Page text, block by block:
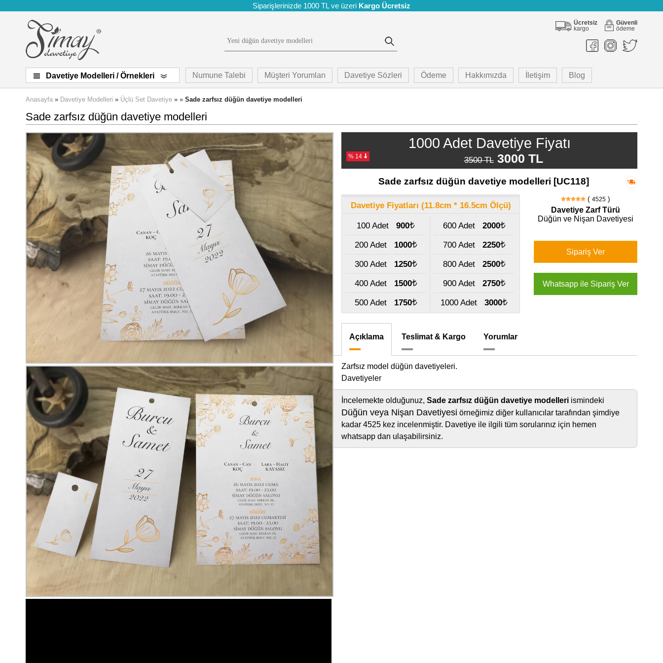
Siparişlerinizde 1000 TL ve üzeri Kargo Ücretsiz
Güvenli
ödeme
Ücretsiz
kargo
Davetiye Modelleri / Örnekleri Numune Talebi Müşteri Yorumları Davetiye Sözleri Ödeme Hakkımızda İletişim Blog
Anasayfa » Davetiye Modelleri » Üçlü Set Davetiye » » Sade zarfsız düğün davetiye modelleri
Sade zarfsız düğün davetiye modelleri
1000 Adet Davetiye Fiyatı
% 14 3500 TL3000 TL
Sade zarfsız düğün davetiye modelleri [UC118]
Davetiye Fiyatları (11.8cm * 16.5cm Ölçü)
100 Adet 900
200 Adet 1000
300 Adet 1250
400 Adet 1500
500 Adet 1750
600 Adet 2000
700 Adet 2250
800 Adet 2500
900 Adet 2750
1000 Adet 3000
( 4525 )
Davetiye Zarf Türü
Düğün ve Nişan Davetiyesi
Açıklama Teslimat & Kargo Yorumlar
Zarfsız model düğün davetiyeleri.
Davetiyeler
İncelemekte olduğunuz, Sade zarfsız düğün davetiye modelleri ismindeki
Düğün veya Nişan Davetiyesi örneğimiz diğer kullanıcılar tarafından şimdiye
kadar 4525 kez incelenmiştir. Davetiye ile ilgili tüm sorularınız için hemen
whatsapp dan ulaşabilirsiniz.